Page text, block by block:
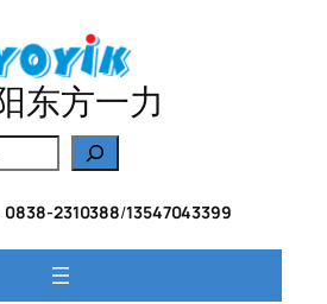
东方一力
搜
索
0838-2310388/13547043399